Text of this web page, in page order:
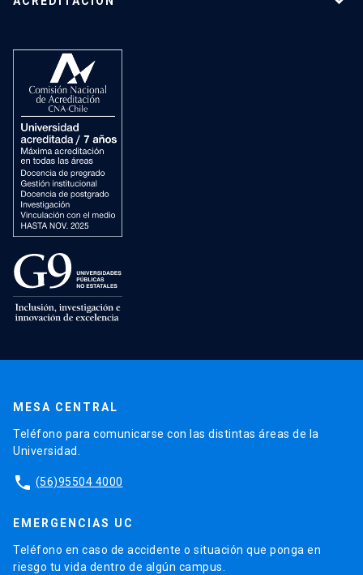
MESA CENTRAL
Teléfono para comunicarse con las distintas áreas de la
Universidad.
phone (56)95504 4000
EMERGENCIAS UC
Teléfono en caso de accidente o situación que ponga en
riesgo tu vida dentro de algún campus.